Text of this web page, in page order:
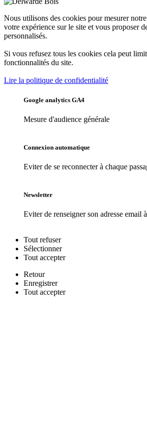
Nous utilisons des cookies pour mesurer
votre expérience sur le site et vous proposer
personnalisés.
Si vous refusez tous les cookies cela peut
fonctionnalités du site.
Lire la politique de confidentialité
Google analytics GA4
Mesure d'audience générale
Connexion automatique
Eviter de se reconnecter à chaque
Newsletter
Eviter de renseigner son adresse email
Toutrefuser
Sélectionner
Toutaccepter
Retour
Enregistrer
Toutaccepter